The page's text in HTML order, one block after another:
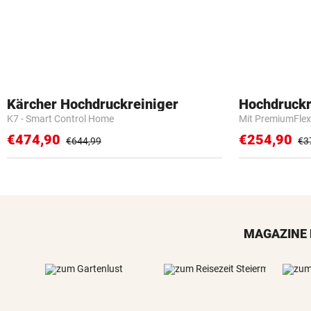
Kärcher Hochdruckreiniger
K7 - Smart Control Home
€474,90 €644,99
Mit
€254,90
MAGAZINE